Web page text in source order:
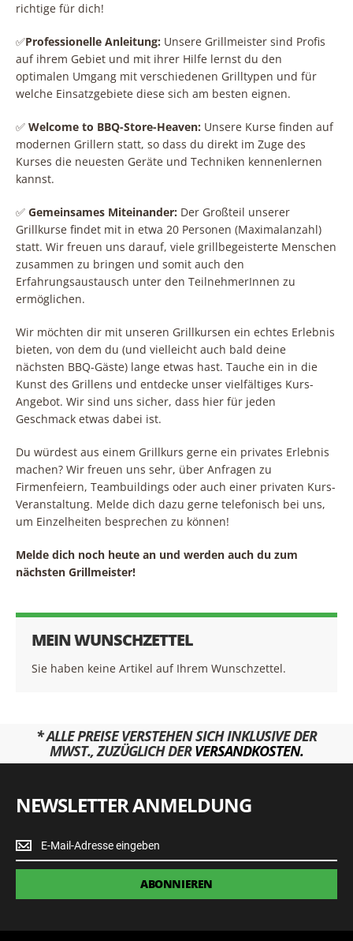
richtige für dich!
✅Professionelle Anleitung: Unsere Grillmeister sind Profis
auf ihrem Gebiet und mit ihrer Hilfe lernst du den
optimalen Umgang mit verschiedenen Grilltypen und für
welche Einsatzgebiete diese sich am besten eignen.
✅ Welcome to BBQ-Store-Heaven: Unsere Kurse finden auf
modernen Grillern statt, so dass du direkt im Zuge des
Kurses die neuesten Geräte und Techniken kennenlernen
kannst.
✅ Gemeinsames Miteinander: Der Großteil unserer
Grillkurse findet mit in etwa 20 Personen (Maximalanzahl)
statt. Wir freuen uns darauf, viele grillbegeisterte Menschen
zusammen zu bringen und somit auch den
Erfahrungsaustausch unter den TeilnehmerInnen zu
ermöglichen.
Wir möchten dir mit unseren Grillkursen ein echtes Erlebnis
bieten, von dem du (und vielleicht auch bald deine
nächsten BBQ-Gäste) lange etwas hast. Tauche ein in die
Kunst des Grillens und entdecke unser vielfältiges Kurs-
Angebot. Wir sind uns sicher, dass hier für jeden
Geschmack etwas dabei ist.
Du würdest aus einem Grillkurs gerne ein privates Erlebnis
machen? Wir freuen uns sehr, über Anfragen zu
Firmenfeiern, Teambuildings oder auch einer privaten Kurs-
Veranstaltung. Melde dich dazu gerne telefonisch bei uns,
um Einzelheiten besprechen zu können!
Melde dich noch heute an und werden auch du zum
nächsten Grillmeister!
MEIN WUNSCHZETTEL
Sie haben keine Artikel auf Ihrem Wunschzettel.
* ALLE PREISE VERSTEHEN SICH INKLUSIVE DER
MWST., ZUZÜGLICH DERVERSANDKOSTEN.
NEWSLETTER ANMELDUNG
Newsletter
Anmeldung
ABONNIEREN